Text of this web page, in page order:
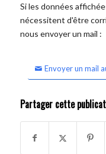
Si les données
nécessitent d'être
nous envoyer un mail :
Envoyer un mail
Partager cette